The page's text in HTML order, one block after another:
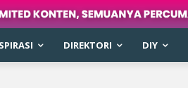
DIREKTORI DIY